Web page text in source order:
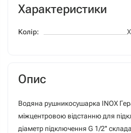
Характеристики
Колір:
Опис
Водяна рушникосушарка INOX
міжцентровою відстанню для
діаметр підключення G 1/2''